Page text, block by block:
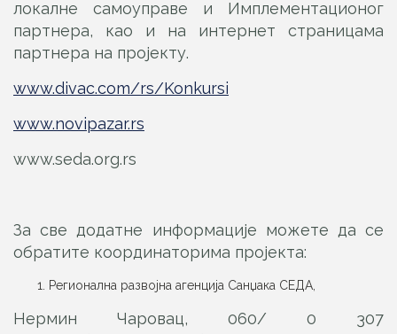
локалне самоуправе и Имплементационог
партнера, као и на интернет страницама
партнера на пројекту.
www.divac.com/rs/Konkursi
www.novipazar.rs
www.seda.org.rs
За све додатне информације можете да се
обратите координаторима пројекта:
Регионална развојна агенција Санџака СЕДА,
Нермин Чаровац, 060/ 0 307